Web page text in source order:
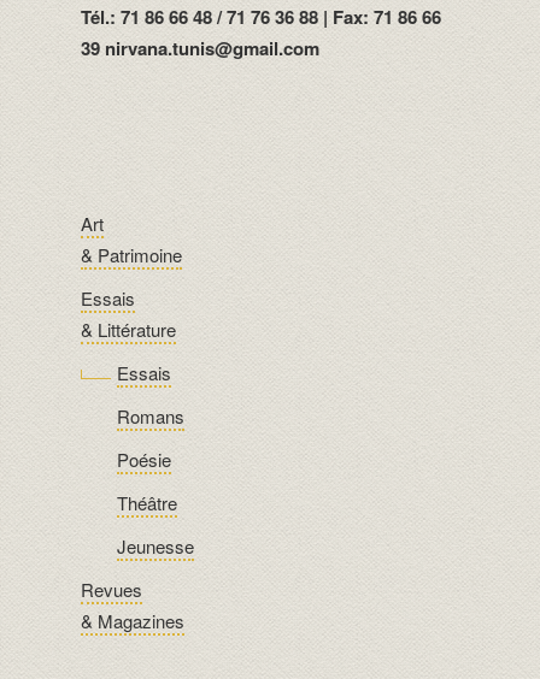
Tél.: 71 86 66 48 / 71 76 36 88 | Fax: 71 86 66
39 nirvana.tunis@gmail.com
Art
& Patrimoine
Essais
& Littérature
Essais
Romans
Poésie
Théâtre
Jeunesse
Revues
& Magazines